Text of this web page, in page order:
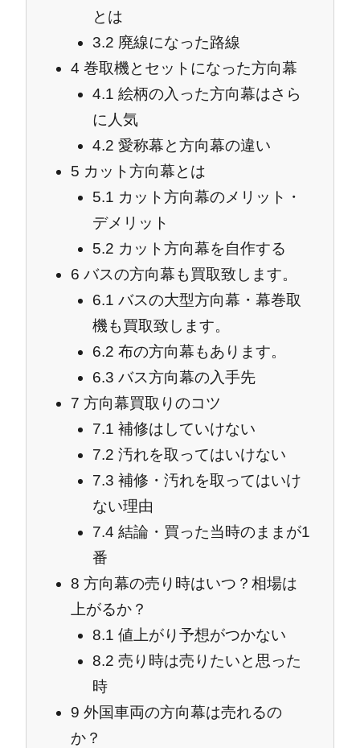
とは
3.2 廃線になった路線
4 巻取機とセットになった方向幕
4.1 絵柄の入った方向幕はさら
に人気
4.2 愛称幕と方向幕の違い
5 カット方向幕とは
5.1 カット方向幕のメリット・
デメリット
5.2 カット方向幕を自作する
6 バスの方向幕も買取致します。
6.1 バスの大型方向幕・幕巻取
機も買取致します。
6.2 布の方向幕もあります。
6.3 バス方向幕の入手先
7 方向幕買取りのコツ
7.1 補修はしていけない
7.2 汚れを取ってはいけない
7.3 補修・汚れを取ってはいけ
ない理由
7.4 結論・買った当時のままが1
番
8 方向幕の売り時はいつ？相場は
上がるか？
8.1 値上がり予想がつかない
8.2 売り時は売りたいと思った
時
9 外国車両の方向幕は売れるの
か？